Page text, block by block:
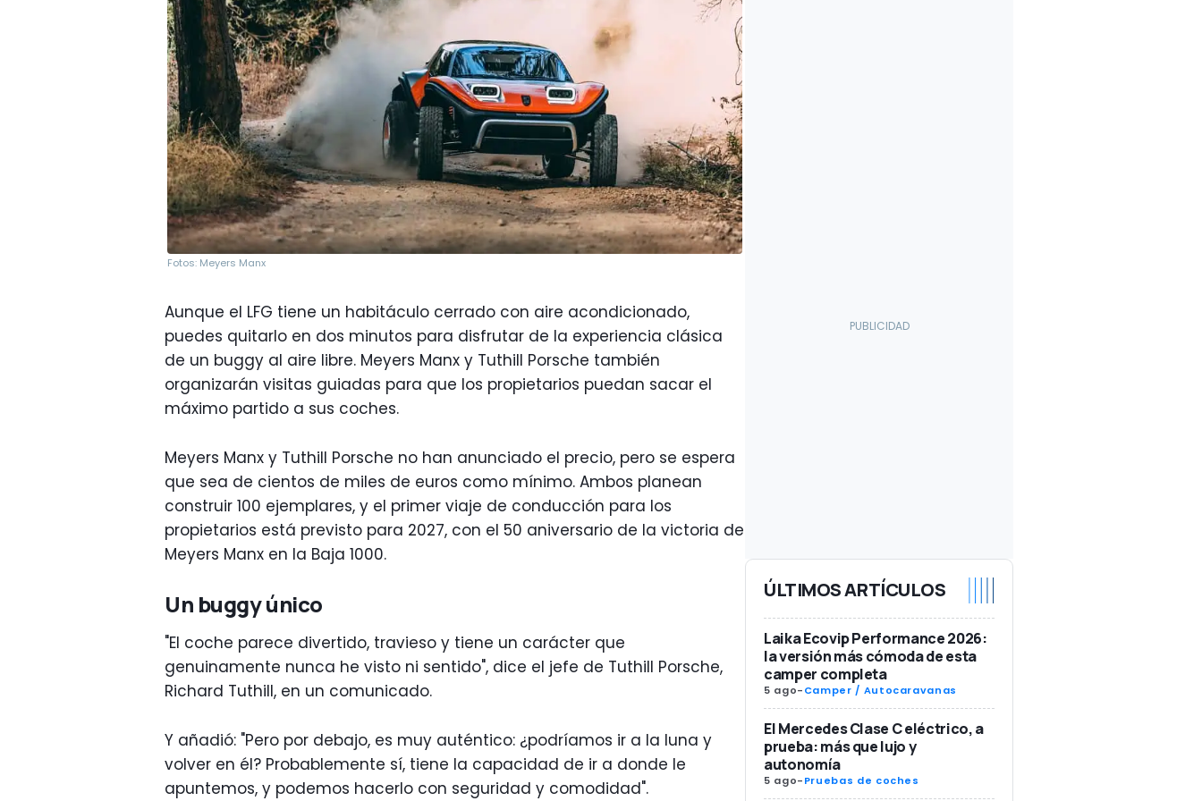
Fotos: Meyers Manx
Aunque el LFG tiene un habitáculo cerrado con aire acondicionado,
puedes quitarlo en dos minutos para disfrutar de la experiencia clásica
de un buggy al aire libre. Meyers Manx y Tuthill Porsche también
organizarán visitas guiadas para que los propietarios puedan sacar el
máximo partido a sus coches.
Meyers Manx y Tuthill Porsche no han anunciado el precio, pero se espera
que sea de cientos de miles de euros como mínimo. Ambos planean
construir 100 ejemplares, y el primer viaje de conducción para los
propietarios está previsto para 2027, con el 50 aniversario de la victoria de
Meyers Manx en la Baja 1000.
Un buggy único
"El coche parece divertido, travieso y tiene un carácter que
genuinamente nunca he visto ni sentido", dice el jefe de Tuthill Porsche,
Richard Tuthill, en un comunicado.
Y añadió: "Pero por debajo, es muy auténtico: ¿podríamos ir a la luna y
volver en él? Probablemente sí, tiene la capacidad de ir a donde le
apuntemos, y podemos hacerlo con seguridad y comodidad".
ÚLTIMOS ARTÍCULOS
Laika Ecovip Performance 2026:
la versión más cómoda de esta
camper completa
5 ago-Camper / Autocaravanas
El Mercedes Clase C eléctrico, a
prueba: más que lujo y
autonomía
5 ago-Pruebas de coches